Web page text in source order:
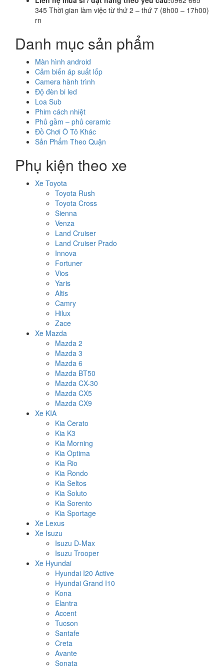
345 Thời gian làm việc từ thứ 2 – thứ 7 (8h00 – 17h00)
rn
Danh mục sản phẩm
Màn hình android
Cảm biến áp suất lốp
Camera hành trình
Độ đèn bi led
Loa Sub
Phim cách nhiệt
Phủ gầm – phủ ceramic
Đồ Chơi Ô Tô Khác
Sản Phẩm Theo Quận
Phụ kiện theo xe
Xe Toyota
Toyota Rush
Toyota Cross
Sienna
Venza
Land Cruiser
Land Cruiser Prado
Innova
Fortuner
Vios
Yaris
Altis
Camry
Hilux
Zace
Xe Mazda
Mazda 2
Mazda 3
Mazda 6
Mazda BT50
Mazda CX-30
Mazda CX5
Mazda CX9
Xe KIA
Kia Cerato
Kia K3
Kia Morning
Kia Optima
Kia Rio
Kia Rondo
Kia Seltos
Kia Soluto
Kia Sorento
Kia Sportage
Xe Lexus
Xe Isuzu
Isuzu D-Max
Isuzu Trooper
Xe Hyundai
Hyundai I20 Active
Hyundai Grand I10
Kona
Elantra
Accent
Tucson
Santafe
Creta
Avante
Sonata